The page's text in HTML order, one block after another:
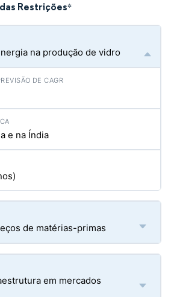
Restrições*
na produção de vidro
e na Índia
de matérias-primas
em mercados